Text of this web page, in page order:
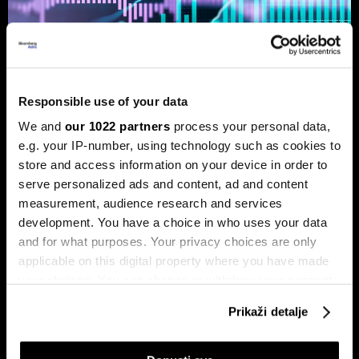
Responsible use of your data
We and our 1022 partners process your personal data,
e.g. your IP-number, using technology such as cookies to
store and access information on your device in order to
serve personalized ads and content, ad and content
measurement, audience research and services
development. You have a choice in who uses your data
and for what purposes. Your privacy choices are only
applicable on this digital property where you have made
Prikaži detalje
Ljeto na burzama: Psihologija
ulagača kao najveći neprijatelj
Povijesni podaci pokazuju da su lipanj i srpanj mjeseci s
najmanjom volatilnošću na burzama.